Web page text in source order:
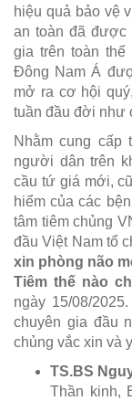
hiệu quả bảo vệ
an toàn đã được
gia trên toàn
Đông Nam Á
mở ra cơ hội
tuần đầu đời như
Nhằm cung cấp
người dân trên
cầu tứ giá mới,
hiểm của các
tâm tiêm chủng
đầu Việt Nam tổ
xin phòng não
Tiêm thế nào
ngày 15/08/
chuyên gia đầu
chủng vắc xin và
TS.BS
Thần kinh,